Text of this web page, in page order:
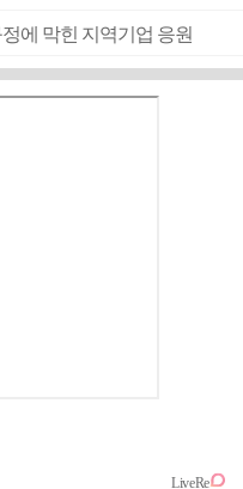
에 막힌 지역기업 응원